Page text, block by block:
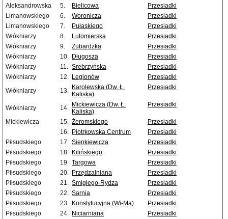
Aleksandrowska
5. Bielicowa
Przesiadki
Limanowskiego
6. Woronicza
Przesiadki
Limanowskiego
7. Pułaskiego
Przesiadki
Włókniarzy
8. Lutomierska
Przesiadki
Włókniarzy
9. Żubardzka
Przesiadki
Włókniarzy
10. Długosza
Przesiadki
Włókniarzy
11. Srebrzyńska
Przesiadki
Włókniarzy
12. Legionów
Przesiadki
Włókniarzy
13. Karolewska (Dw. Ł.
Kaliska)
Przesiadki
Włókniarzy 14. Mickiewicza (Dw. Ł.
Kaliska)
Przesiadki
Mickiewicza 15. Żeromskiego
Przesiadki
16. Piotrkowska Centrum
Przesiadki
Piłsudskiego
17. Sienkiewicza
Przesiadki
Piłsudskiego
18. Kilińskiego
Przesiadki
Piłsudskiego
19. Targowa
Przesiadki
Piłsudskiego
20. Przędzalniana
Przesiadki
Piłsudskiego
21. Śmigłego-Rydza
Przesiadki
Piłsudskiego
22. Sarnia
Przesiadki
Piłsudskiego
23. Konstytucyjna (Wi-Ma)
Przesiadki
Piłsudskiego
24. Niciarniana
Przesiadki